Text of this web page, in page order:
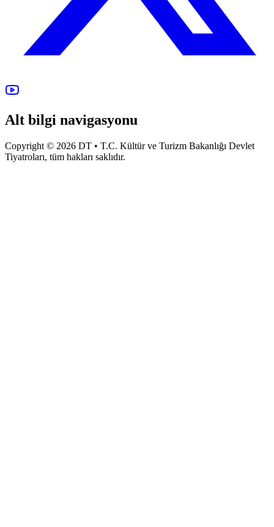
Alt bilgi navigasyonu
Copyright © 2026 DT • T.C. Kültür ve Turizm Bakanlığı Devlet
Tiyatroları, tüm hakları saklıdır.